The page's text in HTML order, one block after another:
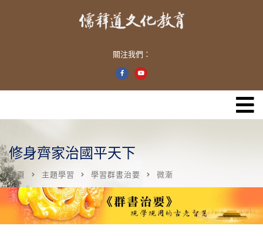
關注我們：
修身齊家治國平天下
首頁 主題學習 學習群書治要 微漸